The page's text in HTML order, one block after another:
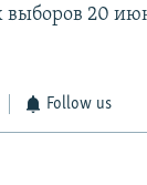
20
Follow us